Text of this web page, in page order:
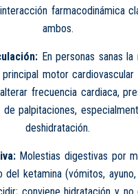
farmacodinámica
ambos.
En personas sanas
motor
frecuencia cardiaca,
palpitaciones,
deshidratación.
Molestias digestivas por
ketamina (vómitos,